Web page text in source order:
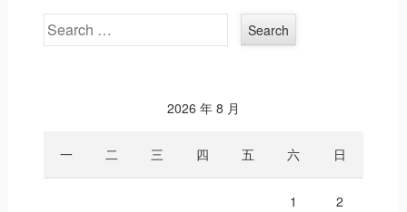
Search
2026 年 8 月
一 二 三 四 五 六 日
1 2